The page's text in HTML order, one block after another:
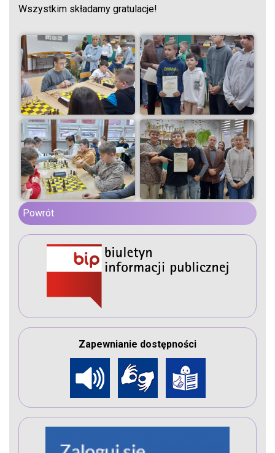
Wszystkim składamy gratulacje!
Powrót
Zapewnianie dostępności